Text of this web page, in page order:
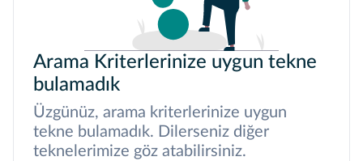
Arama Kriterlerinize uygun tekne
bulamadık
Üzgünüz, arama kriterlerinize uygun
tekne bulamadık. Dilerseniz diğer
teknelerimize göz atabilirsiniz.